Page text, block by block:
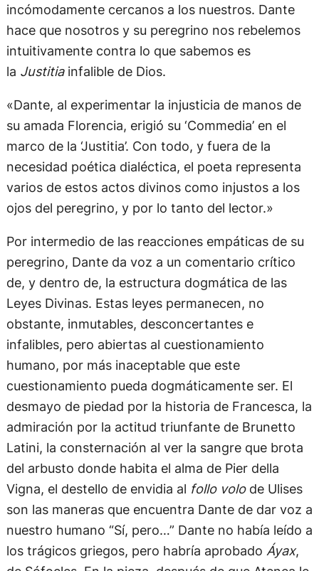
incómodamente cercanos a los nuestros. Dante
hace que nosotros y su peregrino nos rebelemos
intuitivamente contra lo que sabemos es
la Justitia infalible de Dios.
«Dante, al experimentar la injusticia de manos de
su amada Florencia, erigió su ‘Commedia’ en el
marco de la ‘Justitia’. Con todo, y fuera de la
necesidad poética dialéctica, el poeta representa
varios de estos actos divinos como injustos a los
ojos del peregrino, y por lo tanto del lector.»
Por intermedio de las reacciones empáticas de su
peregrino, Dante da voz a un comentario crítico
de, y dentro de, la estructura dogmática de las
Leyes Divinas. Estas leyes permanecen, no
obstante, inmutables, desconcertantes e
infalibles, pero abiertas al cuestionamiento
humano, por más inaceptable que este
cuestionamiento pueda dogmáticamente ser. El
desmayo de piedad por la historia de Francesca, la
admiración por la actitud triunfante de Brunetto
Latini, la consternación al ver la sangre que brota
del arbusto donde habita el alma de Pier della
Vigna, el destello de envidia al follo volo de Ulises
son las maneras que encuentra Dante de dar voz a
nuestro humano “Sí, pero…” Dante no había leído a
los trágicos griegos, pero habría aprobado Áyax,